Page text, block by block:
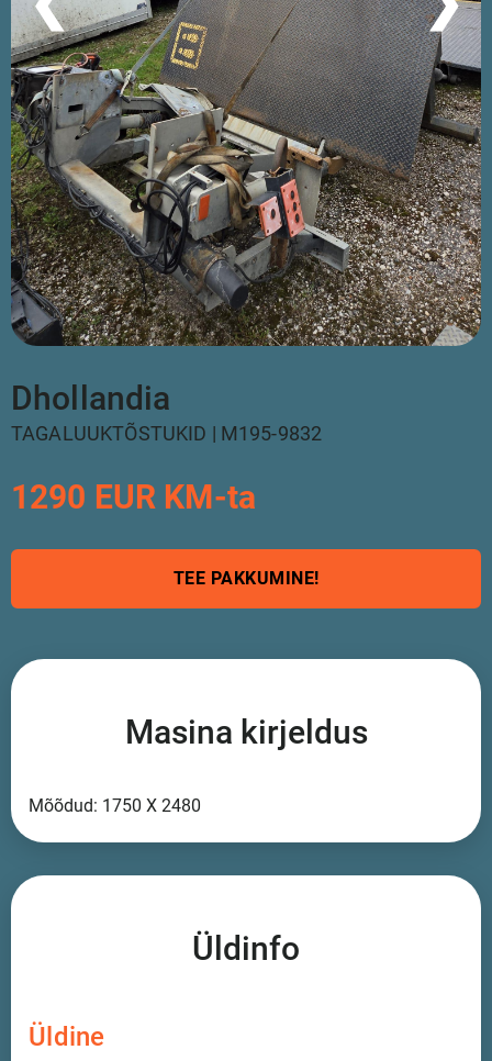
Dhollandia
TAGALUUKTÕSTUKID | M195-9832
1290 EUR KM-ta
TEE PAKKUMINE!
Masina kirjeldus
Mõõdud: 1750 X 2480
Üldinfo
Üldine